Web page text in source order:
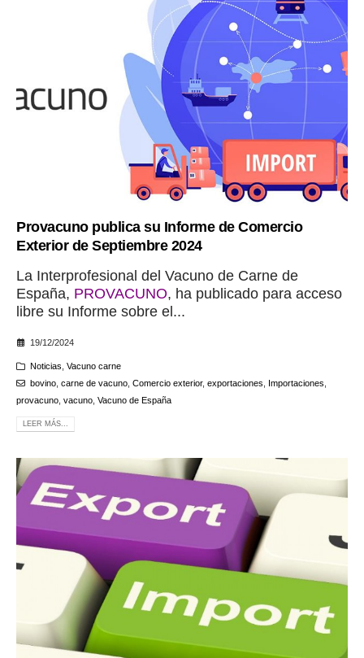
Provacuno publica su Informe de Comercio
Exterior de Septiembre 2024
La Interprofesional del Vacuno de Carne de
España, PROVACUNO, ha publicado para acceso
libre su Informe sobre el...
19/12/2024
Noticias Vacuno carne
bovino, carne de vacuno, Comercio exterior, exportaciones Importaciones
provacuno vacuno Vacuno de España
LEER MÁS...